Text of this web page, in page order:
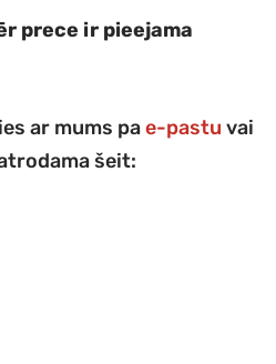
prece ir pieejama
ar mums pae-pastu vai
šeit: